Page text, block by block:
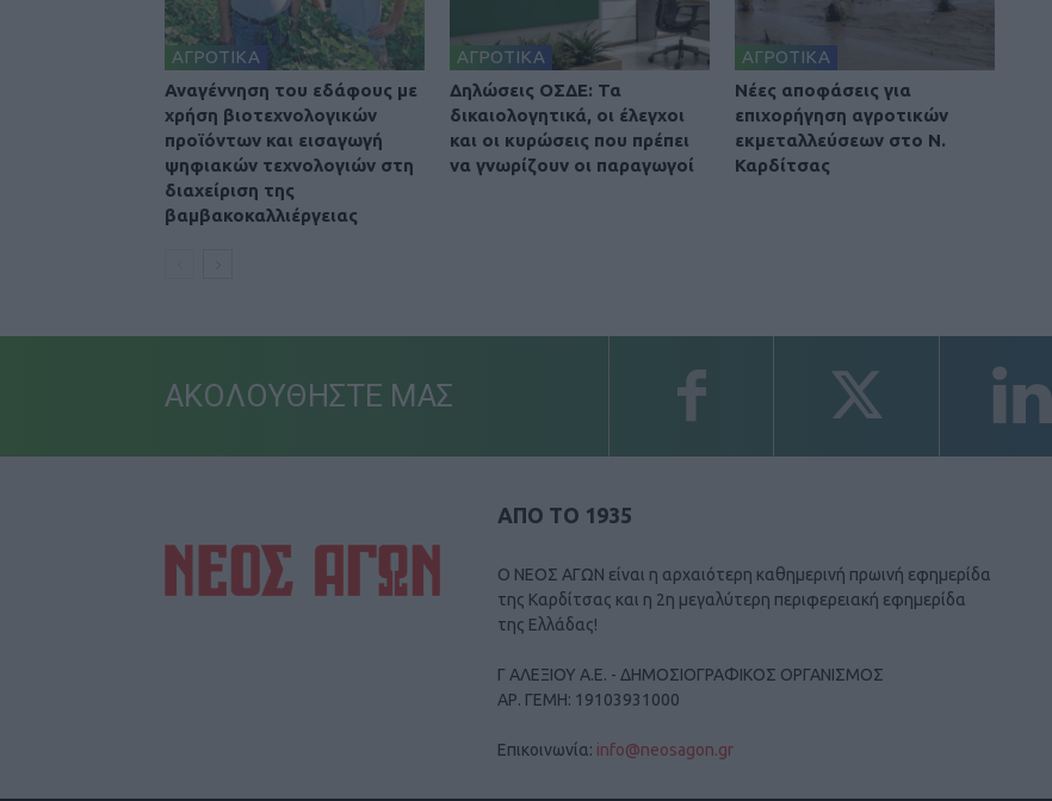
ΑΓΡΟΤΙΚΑ
Αναγέννηση του εδάφους με
χρήση βιοτεχνολογικών
προϊόντων και εισαγωγή
ψηφιακών τεχνολογιών στη
διαχείριση της
βαμβακοκαλλιέργειας
ΑΓΡΟΤΙΚΑ
Δηλώσεις ΟΣΔΕ: Τα
δικαιολογητικά, οι έλεγχοι
και οι κυρώσεις που πρέπει
να γνωρίζουν οι παραγωγοί
ΑΓΡΟΤΙΚΑ
Nέες αποφάσεις για
επιχορήγηση αγροτικών
εκμεταλλεύσεων στο Ν.
Καρδίτσας
ΑΚΟΛΟΥΘΗΣΤΕ ΜΑΣ
ΑΠΟ ΤΟ 1935
Ο ΝΕΟΣ ΑΓΩΝ είναι η αρχαιότερη καθημερινή πρωινή εφημερίδα
της Καρδίτσας και η 2η μεγαλύτερη περιφερειακή εφημερίδα
της Ελλάδας!
Γ ΑΛΕΞΙΟΥ Α.Ε. - ΔΗΜΟΣΙΟΓΡΑΦΙΚΟΣ ΟΡΓΑΝΙΣΜΟΣ
ΑΡ. ΓΕΜΗ: 19103931000
Επικοινωνία: info@neosagon.gr